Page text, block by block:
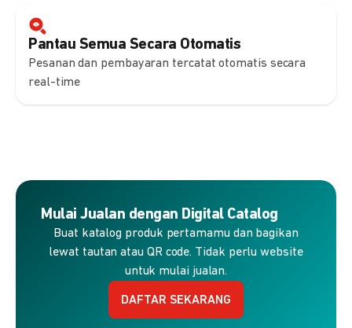
Pantau Semua Secara Otomatis
Pesanan dan pembayaran tercatat otomatis secara
real-time
Mulai Jualan dengan Digital Catalog
Buat katalog produk pertamamu dan bagikan
lewat tautan atau QR code. Tidak perlu website
untuk mulai jualan.
DAFTAR SEKARANG